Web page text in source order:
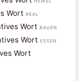
Wort real
Wort bauen
Wort essen
Wort